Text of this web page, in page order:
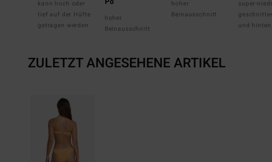
kann hoch oder
tief auf der Hüfte
getragen werden
hoher
Beinausschnitt
hoher
Beinausschnitt
super-
und hinten
ZULETZT ANGESEHENE ARTIKEL